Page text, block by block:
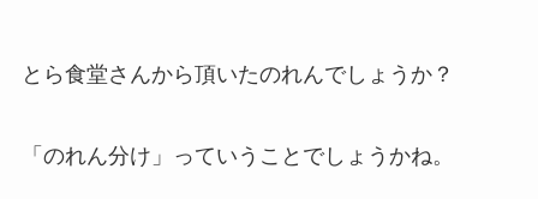
とら食堂さんから頂いたのれんでしょうか？
「のれん分け」っていうことでしょうかね。